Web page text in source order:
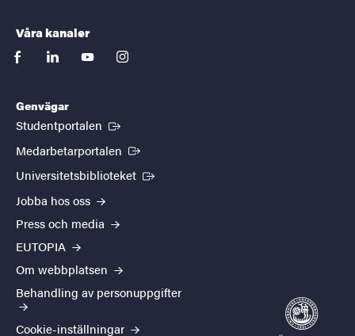
Våra kanaler
facebooklinkedinyoutubeinstagram
Genvägar
Studentportalen (Extern länk)
Medarbetarportalen (Extern länk)
Universitetsbiblioteket (Extern länk)
Jobba hos oss
Press och media
EUTOPIA
Om webbplatsen
Behandling av personuppgifter
Cookie-inställningar